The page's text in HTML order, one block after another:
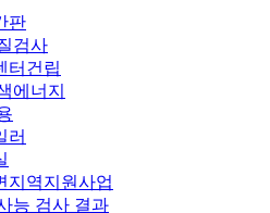
판
검사
터건립
에너지
러
지역지원사업
능 검사 결과